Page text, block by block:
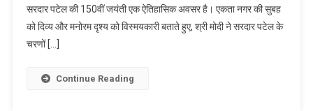
सरदार
पटेल
सरदार पटेल की 150वीं जयंती एक ऐतिहासिक अवसर है। एकता नगर की सुबह
को दिव्य और मनोरम दृश्य को विस्मयकारी बताते हुए, श्री मोदी ने सरदार पटेल के
चरणों […]
Continue Reading